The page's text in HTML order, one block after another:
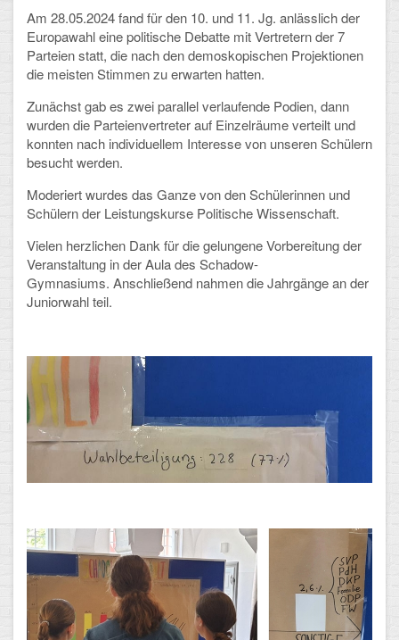
Schulalbum
SCHULLEBEN
Kollegium
Schulleitung
Schülervertretung
Sekretariat
Ganztagsschule
Berufsorientierung
Arbeitsgemeinschaften
Klima-Projekt
Förderverein
Ehemalige
Schulzeitung: Der Gottfried
Am 28.05.2024 fand für den 10. und 11. Jg. anlässlich der
Europawahl eine politische Debatte mit Vertretern der 7
Parteien statt, die nach den demoskopischen Projektionen
die meisten Stimmen zu erwarten hatten.
Zunächst gab es zwei parallel verlaufende Podien, dann
wurden die Parteienvertreter auf Einzelräume verteilt und
konnten nach individuellem Interesse von unseren Schülern
besucht werden.
Moderiert wurdes das Ganze von den Schülerinnen und
Schülern der Leistungskurse Politische Wissenschaft.
Vielen herzlichen Dank für die gelungene Vorbereitung der
Veranstaltung in der Aula des Schadow-
Gymnasiums. Anschließend nahmen die Jahrgänge an der
Juniorwahl teil.